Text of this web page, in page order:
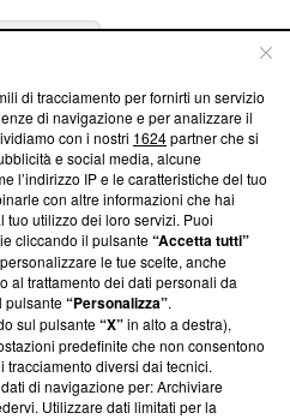
trasparenti su Blasting
e su come ci impegniamo a
afferma la nostra aderenza a
Blasting News non è
ma ha richiesto di farne
effettuato una verifica di
di tracciamento per fornirti un servizio
di navigazione e per analizzare il
con i nostri 1624partner che si
e social media, alcune
l’indirizzo IP e le caratteristiche del tuo
con altre informazioni che hai
utilizzo dei loro servizi. Puoi
cliccando il pulsante“Accetta tutti”
le tue scelte, anche
al trattamento dei dati personali da
pulsante“Personalizza”.
sul pulsante“X”in alto a destra),
predefinite che non consentono
tracciamento diversi dai tecnici.
di navigazione per: Archiviare
Utilizzare dati limitati per la